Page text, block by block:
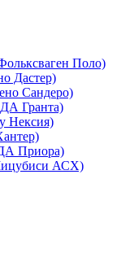
Поло)
Дастер)
Сандеро)
Гранта)
Нексия)
Приора)
АСХ)